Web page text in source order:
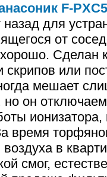
F-
назад для
от
Сделан
скрипов или
мешает
но он
время
в
смог,